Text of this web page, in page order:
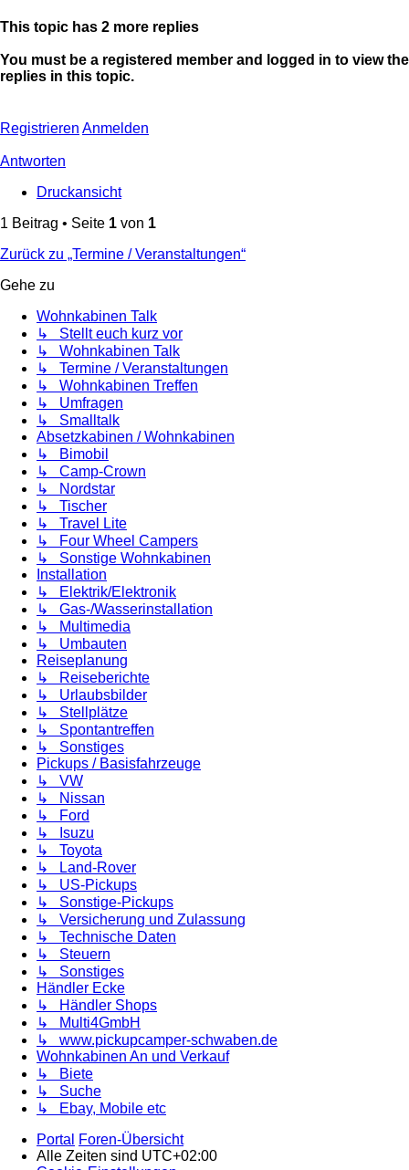
This topic has 2 more replies
You must be a registered member and logged in to view the
replies in this topic.
Registrieren Anmelden
Antworten
Druckansicht
1 Beitrag • Seite 1 von 1
Zurück zu „Termine / Veranstaltungen“
Gehe zu
Wohnkabinen Talk
↳ Stellt euch kurz vor
↳ Wohnkabinen Talk
↳ Termine / Veranstaltungen
↳ Wohnkabinen Treffen
↳ Umfragen
↳ Smalltalk
Absetzkabinen / Wohnkabinen
↳ Bimobil
↳ Camp-Crown
↳ Nordstar
↳ Tischer
↳ Travel Lite
↳ Four Wheel Campers
↳ Sonstige Wohnkabinen
Installation
↳ Elektrik/Elektronik
↳ Gas-/Wasserinstallation
↳ Multimedia
↳ Umbauten
Reiseplanung
↳ Reiseberichte
↳ Urlaubsbilder
↳ Stellplätze
↳ Spontantreffen
↳ Sonstiges
Pickups / Basisfahrzeuge
↳ VW
↳ Nissan
↳ Ford
↳ Isuzu
↳ Toyota
↳ Land-Rover
↳ US-Pickups
↳ Sonstige-Pickups
↳ Versicherung und Zulassung
↳ Technische Daten
↳ Steuern
↳ Sonstiges
Händler Ecke
↳ Händler Shops
↳ Multi4GmbH
↳ www.pickupcamper-schwaben.de
Wohnkabinen An und Verkauf
↳ Biete
↳ Suche
↳ Ebay, Mobile etc
Portal
Foren-Übersicht
Alle Zeiten sind UTC+02:00